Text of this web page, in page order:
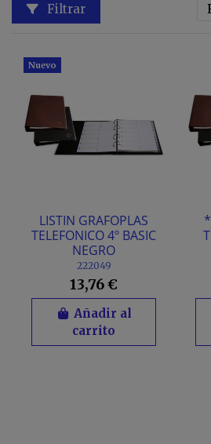
Filtrar
Nuevo
LISTIN GRAFOPLAS
TELEFONICO 4º BASIC
NEGRO
222049
13,76 €
Añadir al
carrito